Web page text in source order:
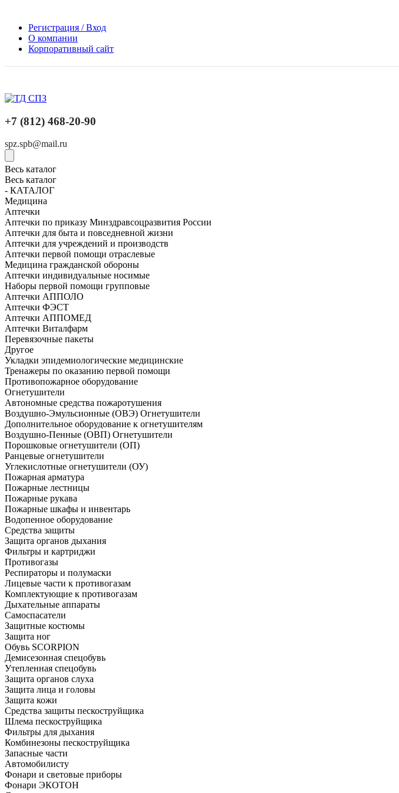
Регистрация / Вход
О компании
Корпоративный сайт
+7 (812) 468-20-90
spz.spb@mail.ru
Весь каталог
Весь каталог
- КАТАЛОГ
Медицина
Аптечки
Аптечки по приказу Минздравсоцразвития России
Аптечки для быта и повседневной жизни
Аптечки для учреждений и производств
Аптечки первой помощи отраслевые
Медицина гражданской обороны
Аптечки индивидуальные носимые
Наборы первой помощи групповые
Аптечки АППОЛО
Аптечки ФЭСТ
Аптечки АППОМЕД
Аптечки Виталфарм
Перевязочные пакеты
Другое
Укладки эпидемиологические медицинские
Тренажеры по оказанию первой помощи
Противопожарное оборудование
Огнетушители
Автономные средства пожаротушения
Воздушно-Эмульсионные (ОВЭ) Огнетушители
Дополнительное оборудование к огнетушителям
Воздушно-Пенные (ОВП) Огнетушители
Порошковые огнетушители (ОП)
Ранцевые огнетушители
Углекислотные огнетушители (ОУ)
Пожарная арматура
Пожарные лестницы
Пожарные рукава
Пожарные шкафы и инвентарь
Водопенное оборудование
Средства защиты
Защита органов дыхания
Фильтры и картриджи
Противогазы
Респираторы и полумаски
Лицевые части к противогазам
Комплектующие к противогазам
Дыхательные аппараты
Самоспасатели
Защитные костюмы
Защита ног
Обувь SCORPION
Демисезонная спецобувь
Утепленная спецобувь
Защита органов слуха
Защита лица и головы
Защита кожи
Средства защиты пескоструйщика
Шлема пескоструйщика
Фильтры для дыхания
Комбинезоны пескоструйщика
Запасные части
Автомобилисту
Фонари и световые приборы
Фонари ЭКОТОН